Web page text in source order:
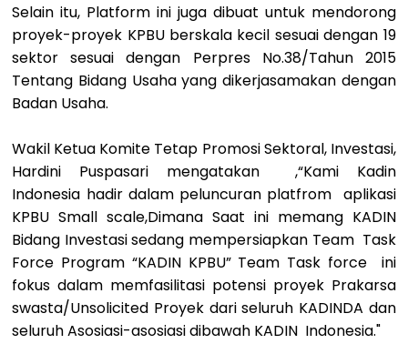
Selain itu, Platform ini juga dibuat untuk mendorong
proyek-proyek KPBU berskala kecil sesuai dengan 19
sektor sesuai dengan Perpres No.38/Tahun 2015
Tentang Bidang Usaha yang dikerjasamakan dengan
Badan Usaha.
Wakil Ketua Komite Tetap Promosi Sektoral, Investasi,
Hardini Puspasari mengatakan ,“Kami Kadin
Indonesia hadir dalam peluncuran platfrom aplikasi
KPBU Small scale,Dimana Saat ini memang KADIN
Bidang Investasi sedang mempersiapkan Team Task
Force Program “KADIN KPBU” Team Task force ini
fokus dalam memfasilitasi potensi proyek Prakarsa
swasta/Unsolicited Proyek dari seluruh KADINDA dan
seluruh Asosiasi-asosiasi dibawah KADIN Indonesia."